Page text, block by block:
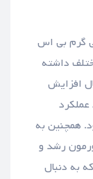
مایع ال آرژنین 1000 میلی گرم بی اس
داشته
افزایش
همچنین به
رشد و
به دنبال